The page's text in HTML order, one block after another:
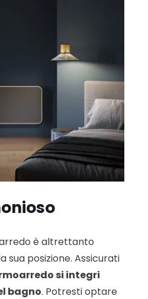
è altrettanto
sua posizione. Assicurati
si integri
bagno. Potresti optare